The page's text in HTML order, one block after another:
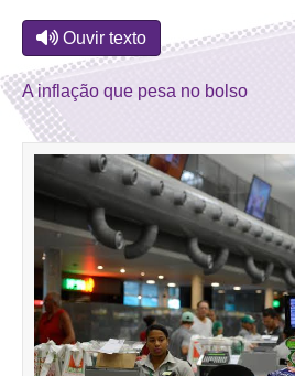
Ouvir texto
A inflação que pesa no bolso